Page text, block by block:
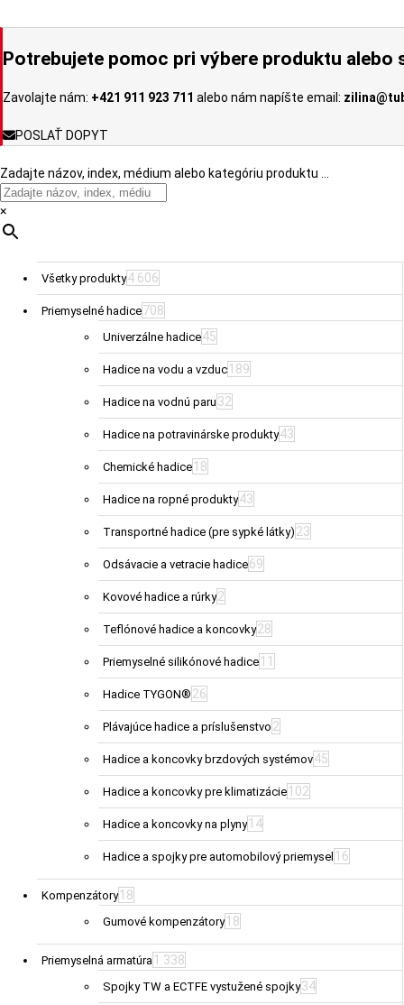
môžete
na
produktu.
Potrebujete pomoc pri výbere produktu alebo
Zavolajte nám: +421 911 923 711 alebo nám napíšte email:
POSLAŤ DOPYT
Zadajte názov, index, médium alebo kategóriu produktu …
×
Všetky produkty4 606
Priemyselné hadice708
Univerzálne hadice45
Hadice na vodu a vzduc 189
Hadice na vodnú paru 32
Hadice na potravinárske produkty43
Chemické hadice 18
Hadice na ropné produkty43
Transportné hadice (pre sypké látky) 23
Odsávacie a vetracie hadice69
Kovové hadice a rúrky2
Teflónové hadice a koncovky28
Priemyselné silikónové hadice 11
Hadice TYGON® 26
Plávajúce hadice a príslušenstvo 2
Hadice a koncovky brzdových systémov45
Hadice a koncovky pre klimatizácie 102
Hadice a koncovky na plyny 14
Hadice a spojky pre automobilový priemysel 16
Kompenzátory 18
Gumové kompenzátory 18
Priemyselná armatúra 1 338
Spojky TW a ECTFE vystužené spojky34